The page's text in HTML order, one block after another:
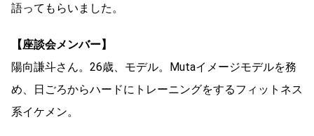
語ってもらいました。
【座談会メンバー】
陽向謙斗さん。26歳、モデル。Mutaイメージモデルを務
め、日ごろからハードにトレーニングをするフィットネス
系イケメン。